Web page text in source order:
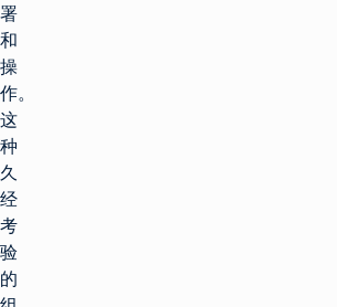
署
和
操
作。
这
种
久
经
考
验
的